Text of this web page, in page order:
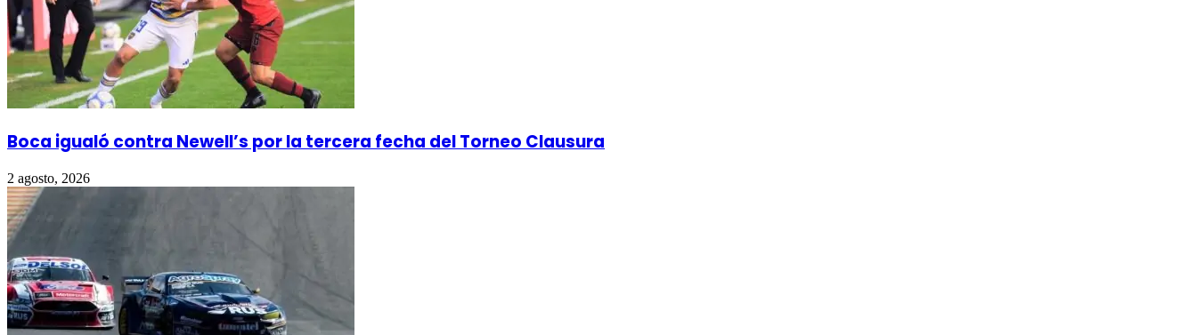
Boca igualó contra Newell’s por la tercera fecha del Torneo Clausura
2 agosto, 2026